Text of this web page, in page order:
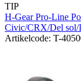
TIP
H-Gear Pro-Line
Civic/CRX/Del sol/
Artikelcode: T-